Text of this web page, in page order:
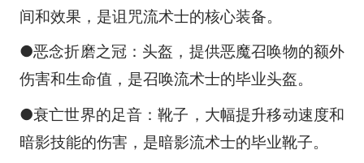
间和效果，是诅咒流术士的核心装备。
●恶念折磨之冠：头盔，提供恶魔召唤物的额外
伤害和生命值，是召唤流术士的毕业头盔。
●衰亡世界的足音：靴子，大幅提升移动速度和
暗影技能的伤害，是暗影流术士的毕业靴子。